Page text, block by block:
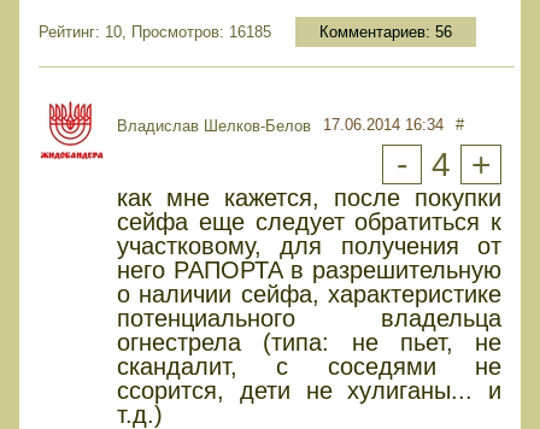
Рейтинг: 10, Просмотров: 16185 Комментариев: 56
Владислав Шелков-Белов 17.06.2014 16:34 #
- 4 +
как мне кажется, после покупки
сейфа еще следует обратиться к
участковому, для получения от
него РАПОРТА в разрешительную
о наличии сейфа, характеристике
потенциального владельца
огнестрела (типа: не пьет, не
скандалит, с соседями не
ссорится, дети не хулиганы... и
т.д.)